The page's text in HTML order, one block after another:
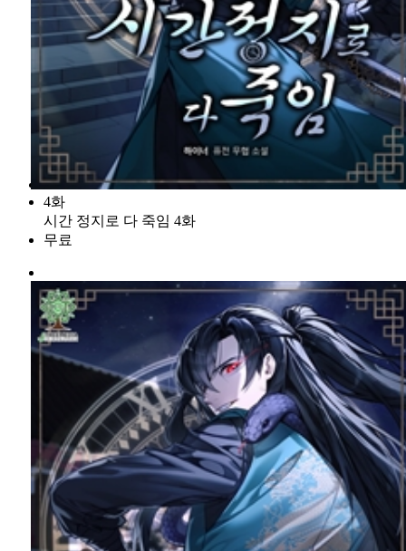
4화
시간 정지로 다 죽임 4화
무료